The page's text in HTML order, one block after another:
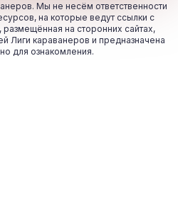
Мы не несём ответственности
на которые ведут ссылки с
на сторонних сайтах,
Лиги караванеров и предназначена
для ознакомления.